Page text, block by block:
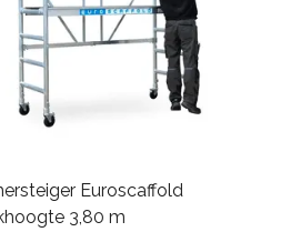
Euroscaffold
3,80 m